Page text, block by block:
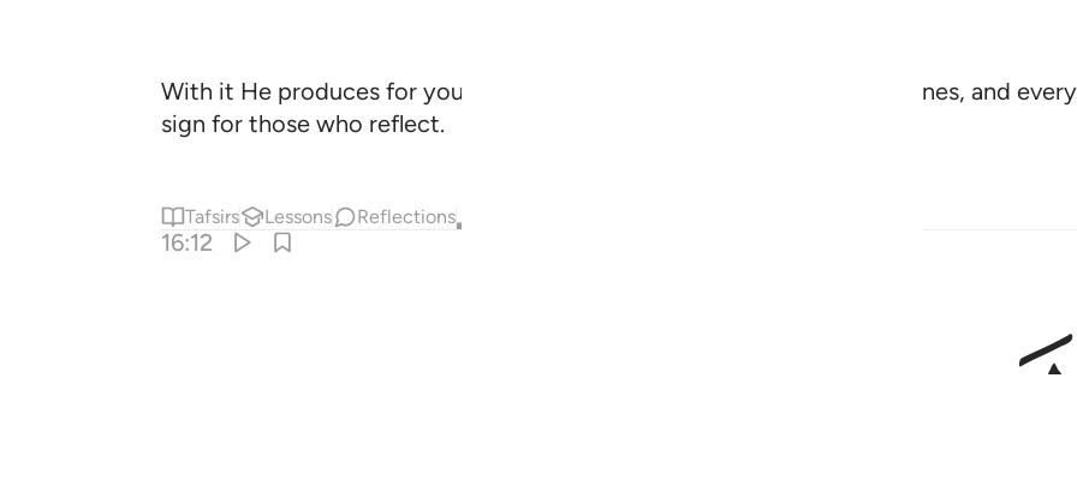
With it He produces for you ˹various˺ crops, olives, palm trees, grapevines, and
sign for those who reflect.
Tafsirs Lessons Reflections
16:12
مُسَخَّرَٰتٌۢ بِأَمْرِهِۦٓ ۗ إِنَّ فِى ذَٰلِكَ لَـَٔايَـٰتٍۢ لِّقَوْمٍۢ يَعْقِلُونَ ١٢